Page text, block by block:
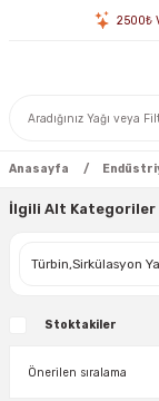
2500₺
Anasayfa
İlgili Alt Kategoriler
Türbin,Sirkülasyon
Stoktakiler